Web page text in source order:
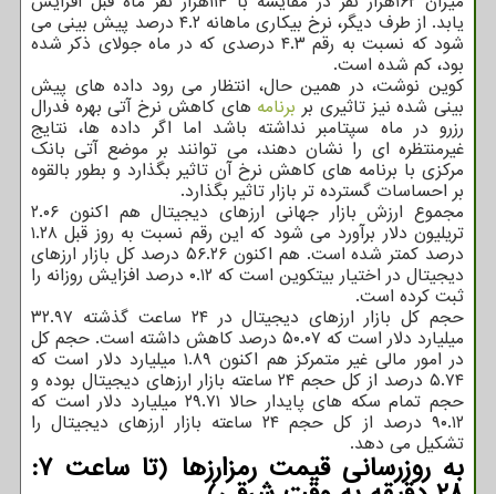
یابد. از طرف دیگر، نرخ بیکاری ماهانه ۴.۲ درصد پیش بینی می
شود که نسبت به رقم ۴.۳ درصدی که در ماه جولای ذکر شده
بود، کم شده است.
کوین نوشت، در همین حال، انتظار می رود داده های پیش
بینی شده نیز تاثیری بر برنامه های کاهش نرخ آتی بهره فدرال
رزرو در ماه سپتامبر نداشته باشد اما اگر داده ها، نتایج
غیرمنتظره ای را نشان دهند، می توانند بر موضع آتی بانک
مرکزی با برنامه های کاهش نرخ آن تاثیر بگذارد و بطور بالقوه
بر احساسات گسترده تر بازار تاثیر بگذارد.
مجموع ارزش بازار جهانی ارزهای دیجیتال هم اکنون ۲.۰۶
تریلیون دلار برآورد می شود که این رقم نسبت به روز قبل ۱.۲۸
درصد کمتر شده است. هم اکنون ۵۶.۲۶ درصد کل بازار ارزهای
دیجیتال در اختیار بیتکوین است که ۰.۱۲ درصد افزایش روزانه را
ثبت کرده است.
حجم کل بازار ارزهای دیجیتال در ۲۴ ساعت گذشته ۳۲.۹۷
میلیارد دلار است که ۵۰.۰۷ درصد کاهش داشته است. حجم کل
در امور مالی غیر متمرکز هم اکنون ۱.۸۹ میلیارد دلار است که
۵.۷۴ درصد از کل حجم ۲۴ ساعته بازار ارزهای دیجیتال بوده و
حجم تمام سکه های پایدار حالا ۲۹.۷۱ میلیارد دلار است که
۹۰.۱۲ درصد از کل حجم ۲۴ ساعته بازار ارزهای دیجیتال را
تشکیل می دهد.
به روزرسانی قیمت رمزارزها (تا ساعت ۷: